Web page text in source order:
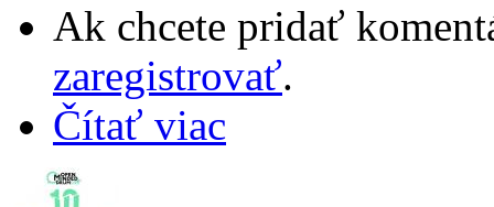
Ak chcete pridať
zaregistrovať.
Čítať viac